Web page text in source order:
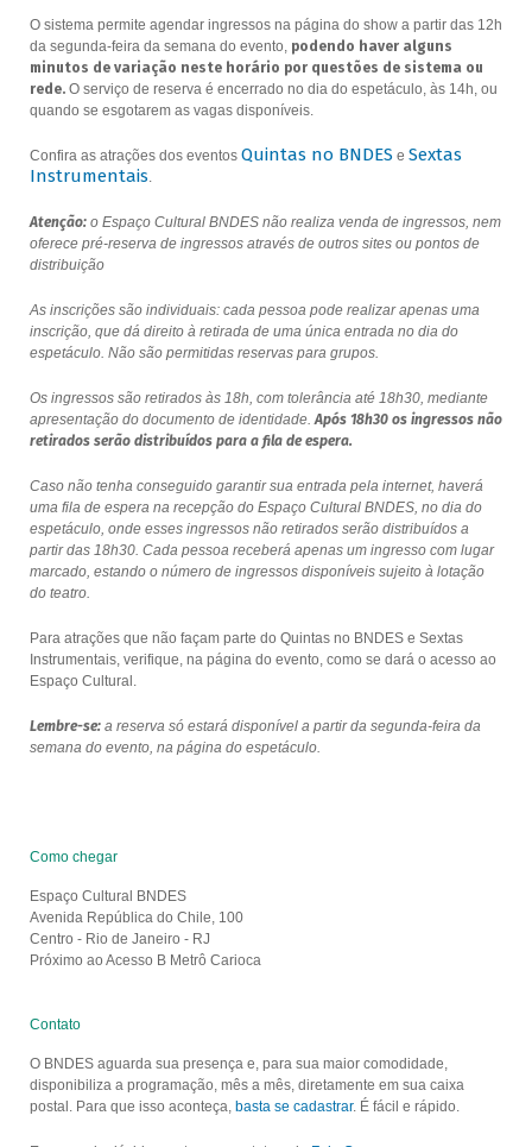
O sistema permite agendar ingressos na página do show a partir das 12h
da segunda-feira da semana do evento, podendo haver alguns
minutos de variação neste horário por questões de sistema ou
rede.O serviço de reserva é encerrado no dia do espetáculo, às 14h, ou
quando se esgotarem as vagas disponíveis.
Confira as atrações dos eventos Quintas no BNDES e Sextas
Instrumentais.
Atenção:o Espaço Cultural BNDES não realiza venda de ingressos, nem
oferece pré-reserva de ingressos através de outros sites ou pontos de
distribuição
As inscrições são individuais: cada pessoa pode realizar apenas uma
inscrição, que dá direito à retirada de uma única entrada no dia do
espetáculo. Não são permitidas reservas para grupos.
Os ingressos são retirados às 18h, com tolerância até 18h30, mediante
apresentação do documento de identidade.Após 18h30 os ingressos não
retirados serão distribuídos para a fila de espera.
Caso não tenha conseguido garantir sua entrada pela internet, haverá
uma fila de espera na recepção do Espaço Cultural BNDES, no dia do
espetáculo, onde esses ingressos não retirados serão distribuídos a
partir das 18h30. Cada pessoa receberá apenas um ingresso com lugar
marcado, estando o número de ingressos disponíveis sujeito à lotação
do teatro.
Para atrações que não façam parte do Quintas no BNDES e Sextas
Instrumentais, verifique, na página do evento, como se dará o acesso ao
Espaço Cultural.
Lembre-se:a reserva só estará disponível a partir da segunda-feira da
semana do evento, na página do espetáculo.
Como chegar
Espaço Cultural BNDES
Avenida República do Chile, 100
Centro - Rio de Janeiro - RJ
Próximo ao Acesso B Metrô Carioca
Contato
O BNDES aguarda sua presença e, para sua maior comodidade,
disponibiliza a programação, mês a mês, diretamente em sua caixa
postal. Para que isso aconteça, basta se cadastrar. É fácil e rápido.